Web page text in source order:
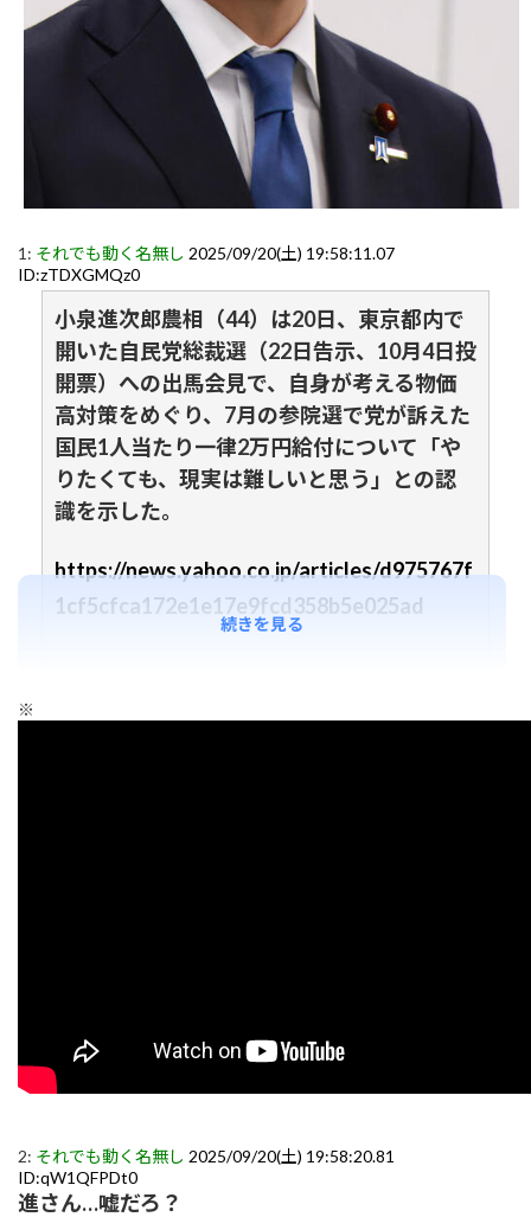
1: それでも動く名無し 2025/09/20(土) 19:58:11.07
ID:zTDXGMQz0
小泉進次郎農相（44）は20日、東京都内で
開いた自民党総裁選（22日告示、10月4日投
開票）への出馬会見で、自身が考える物価
高対策をめぐり、7月の参院選で党が訴えた
国民1人当たり一律2万円給付について「や
りたくても、現実は難しいと思う」との認
識を示した。
https://news.yahoo.co.jp/articles/d975767f
1cf5cfca172e1e17e9fcd358b5e025ad
※
2: それでも動く名無し 2025/09/20(土) 19:58:20.81
ID:qW1QFPDt0
進さん…嘘だろ？
続きを見る